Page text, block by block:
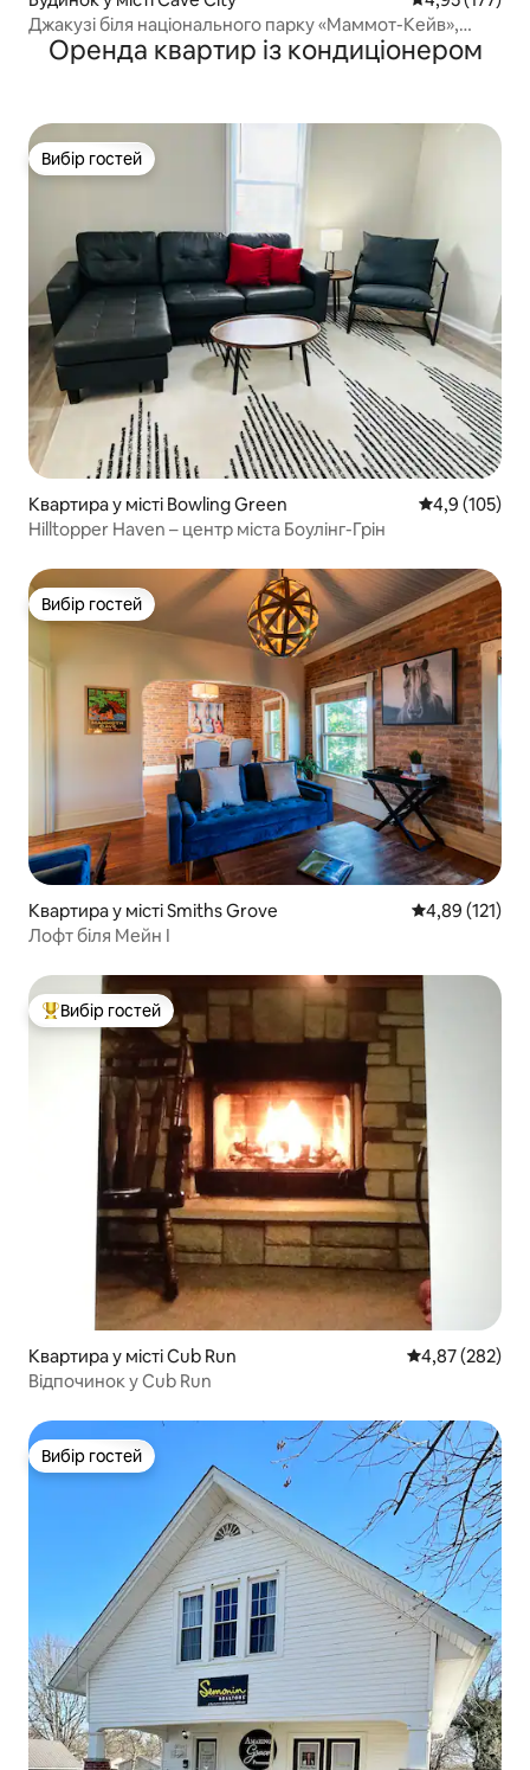
Джакузі біля національного парку «Маммот-Кейв»,
ліжко King size + двоповерхове ліжко з односпальними
ліжками
Оренда квартир із кондиціонером
Вибір гостей
Вибір гостей
Квартира у місті Bowling Green Середня
4,9 (105)
Hilltopper Haven – центр міста Боулінг-Грін
Вибір гостей
Вибір гостей
Квартира у місті Smiths Grove Середня
4,89 (121)
Лофт біля Мейн I
Топ вибір гостей
Вибір гостей
Квартира у місті Cub Run Середня
4,87 (282)
Відпочинок у Cub Run
Вибір гостей
Вибір гостей